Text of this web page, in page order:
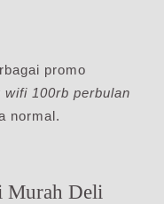
promo
wifi 100rb perbulan
normal.
Murah Deli